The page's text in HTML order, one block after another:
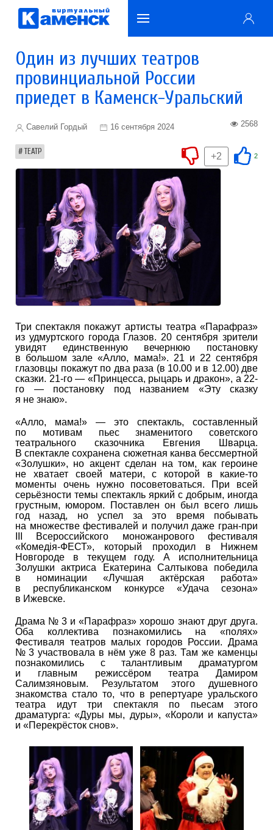
Один из лучших театров
провинциальной России
приедет в Каменск-Уральский
Савелий Гордый 16 сентября 2024 2568
ТЕАТР 2
+2
Три спектакля покажут артисты театра «Парафраз»
из удмуртского города Глазов. 20 сентября зрители
увидят единственную вечернюю постановку
в большом зале «Алло, мама!». 21 и 22 сентября
глазовцы покажут по два раза (в 10.00 и в 12.00) две
сказки. 21-го — «Принцесса, рыцарь и дракон», а 22-
го — постановку под названием «Эту сказку
я не знаю».
«Алло, мама!» — это спектакль, составленный
по мотивам пьес знаменитого советского
театрального сказочника Евгения Шварца.
В спектакле сохранена сюжетная канва бессмертной
«Золушки», но акцент сделан на том, как героине
не хватает своей матери, с которой в какие-то
моменты очень нужно посоветоваться. При всей
серьёзности темы спектакль яркий с добрым, иногда
грустным, юмором. Поставлен он был всего лишь
год назад, но успел за это время побывать
на множестве фестивалей и получил даже гран-при
III Всероссийского моножанрового фестиваля
«Комедiя-ФЕСТ», который проходил в Нижнем
Новгороде в текущем году. А исполнительница
Золушки актриса Екатерина Салтыкова победила
в номинации «Лучшая актёрская работа»
в республиканском конкурсе «Удача сезона»
в Ижевске.
Драма № 3 и «Парафраз» хорошо знают друг друга.
Оба коллектива познакомились на «полях»
Фестиваля театров малых городов России. Драма
№ 3 участвовала в нём уже 8 раз. Там же каменцы
познакомились с талантливым драматургом
и главным режиссёром театра Дамиром
Салимзяновым. Результатом этого душевного
знакомства стало то, что в репертуаре уральского
театра идут три спектакля по пьесам этого
драматурга: «Дуры мы, дуры», «Короли и капуста»
и «Перекрёсток снов».